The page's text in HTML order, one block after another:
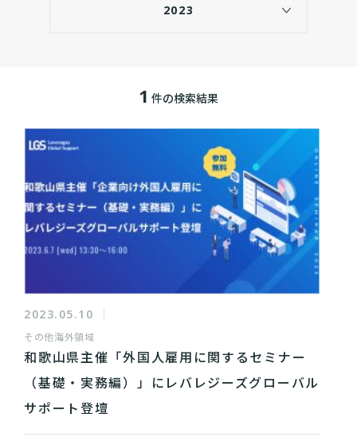
2023
1 件の検索結果
2023.05.10
その他海外領域
和歌山県主催「外国人雇用に関するセミナー
（基礎・実務編）」にレバレジーズグローバル
サポート登壇